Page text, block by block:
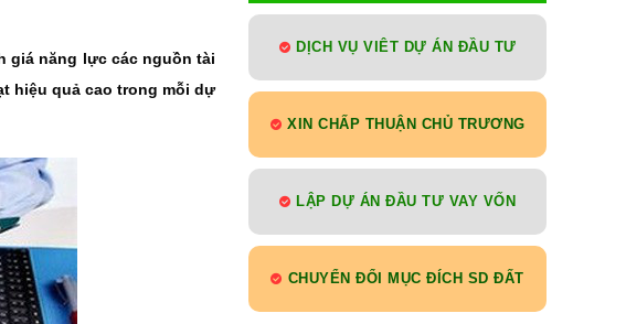
giá năng lực các nguồn tài
hiệu quả cao trong mỗi dự
DỊCH VỤ VIÊT DỰ ÁN ĐẦU TƯ
XIN CHẤP THUẬN CHỦ TRƯƠNG
LẬP DỰ ÁN ĐẦU TƯ VAY VỐN
CHUYỂN ĐỔI MỤC ĐÍCH SD ĐẤT